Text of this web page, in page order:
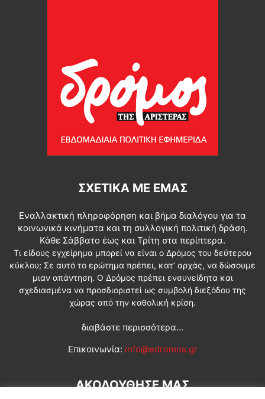
ΣΧΕΤΙΚΆ ΜΕ ΕΜΆΣ
Εναλλακτική πληροφόρηση και βήμα διαλόγου για τα
κοινωνικά κινήματα και τη συλλογική πολιτική δράση.
Κάθε Σάββατο έως και Τρίτη στα περίπτερα.
Τι είδους εγχείρημα μπορεί να είναι ο Δρόμος του δεύτερου
κύκλου; Σε αυτό το ερώτημα πρέπει, κατ’ αρχάς, να δώσουμε
μιαν απάντηση. Ο Δρόμος πρέπει ενσυνείδητα και
σχεδιασμένα να προσδιοριστεί ως συμβολή διεξόδου της
χώρας από την καθολική κρίση.
διαβάστε περισσότερα...
Επικοινωνία: info@edromos.gr
ΑΚΟΛΟΥΘΗΣΕ ΜΑΣ